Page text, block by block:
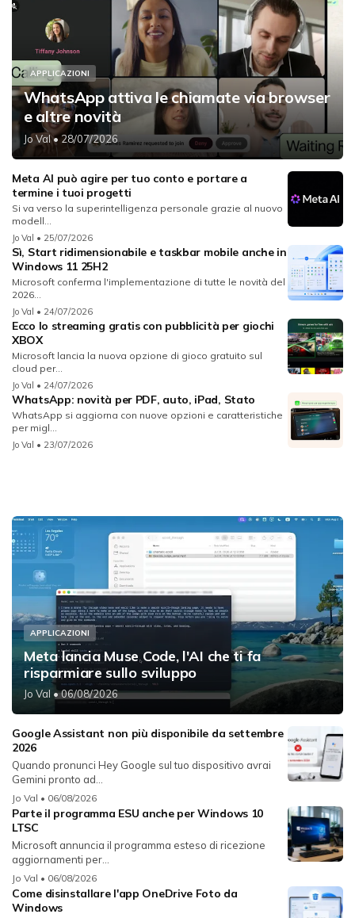
APPLICAZIONI
WhatsApp attiva le chiamate via browser
e altre novità
Jo Val• 28/07/2026
Meta AI può agire per tuo conto e portare a
termine i tuoi progetti
Si va verso la superintelligenza personale grazie al nuovo
modell...
Jo Val • 25/07/2026
Sì, Start ridimensionabile e taskbar mobile anche in
Windows 11 25H2
Microsoft conferma l'implementazione di tutte le novità del
2026...
Jo Val • 24/07/2026
Ecco lo streaming gratis con pubblicità per giochi
XBOX
Microsoft lancia la nuova opzione di gioco gratuito sul
cloud per...
Jo Val • 24/07/2026
WhatsApp: novità per PDF, auto, iPad, Stato
WhatsApp si aggiorna con nuove opzioni e caratteristiche
per migl...
Jo Val • 23/07/2026
APPLICAZIONI
Meta lancia Muse Code, l'AI che ti fa
risparmiare sullo sviluppo
Jo Val • 06/08/2026
Google Assistant non più disponibile da settembre
2026
Quando pronunci Hey Google sul tuo dispositivo avrai
Gemini pronto ad...
Jo Val • 06/08/2026
Parte il programma ESU anche per Windows 10
LTSC
Microsoft annuncia il programma esteso di ricezione
aggiornamenti per...
Jo Val • 06/08/2026
Come disinstallare l'app OneDrive Foto da
Windows